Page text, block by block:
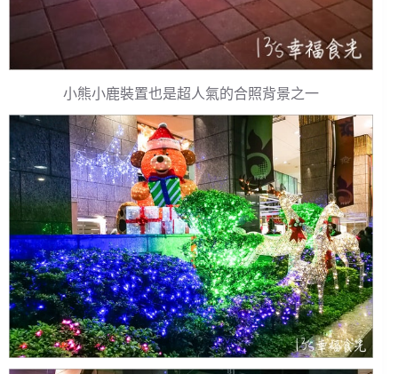
小熊小鹿裝置也是超人氣的合照背景之一